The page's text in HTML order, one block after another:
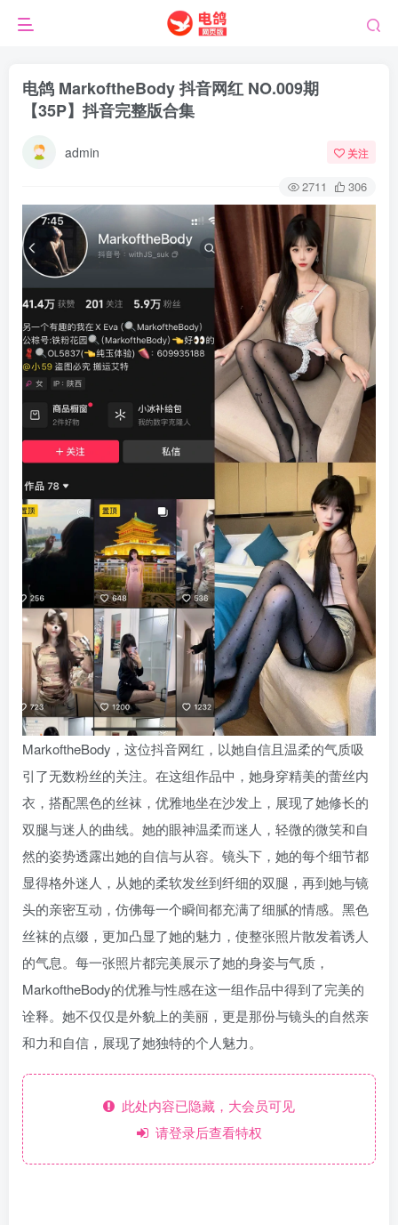
电鸽 MarkoftheBody 抖音网红 NO.009期
【35P】抖音完整版合集
admin 关注
2711 306
MarkoftheBody，这位抖音网红，以她自信且温柔的气质吸
引了无数粉丝的关注。在这组作品中，她身穿精美的蕾丝内
衣，搭配黑色的丝袜，优雅地坐在沙发上，展现了她修长的
双腿与迷人的曲线。她的眼神温柔而迷人，轻微的微笑和自
然的姿势透露出她的自信与从容。镜头下，她的每个细节都
显得格外迷人，从她的柔软发丝到纤细的双腿，再到她与镜
头的亲密互动，仿佛每一个瞬间都充满了细腻的情感。黑色
丝袜的点缀，更加凸显了她的魅力，使整张照片散发着诱人
的气息。每一张照片都完美展示了她的身姿与气质，
MarkoftheBody的优雅与性感在这一组作品中得到了完美的
诠释。她不仅仅是外貌上的美丽，更是那份与镜头的自然亲
和力和自信，展现了她独特的个人魅力。
此处内容已隐藏，大会员可见
请登录后查看特权